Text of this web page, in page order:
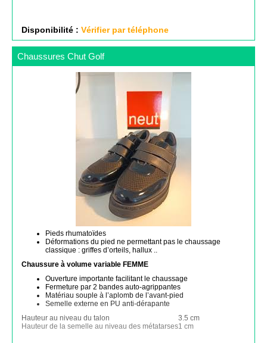
Disponibilité : Vérifier par téléphone
Chaussures Chut Golf
Pieds rhumatoïdes
Déformations du pied ne permettant pas le chaussage
classique : griffes d’orteils, hallux ..
Chaussure à volume variable FEMME
Ouverture importante facilitant le chaussage
Fermeture par 2 bandes auto-agrippantes
Matériau souple à l’aplomb de l’avant-pied
Semelle externe en PU anti-dérapante
Hauteur au niveau du talon
3.5 cm
Hauteur de la semelle au niveau des métatarses1 cm